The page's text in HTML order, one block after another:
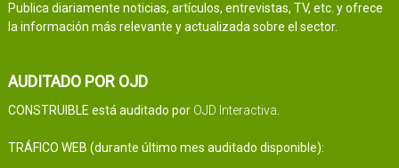
Publica diariamente noticias, artículos, entrevistas, TV, etc. y ofrece
la información más relevante y actualizada sobre el sector.
AUDITADO POR OJD
CONSTRUIBLE está auditado por OJD Interactiva
TRÁFICO WEB (durante último mes auditado disponible):